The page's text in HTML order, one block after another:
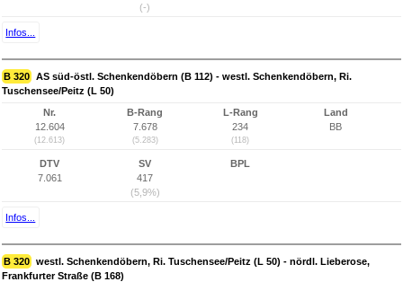
(-)
Infos...
B 320 AS süd-östl. Schenkendöbern (B 112) - westl. Schenkendöbern, Ri.
Tuschensee/Peitz (L 50)
Nr.
12.604
(12.613)
B-Rang
7.678
(5.283)
L-Rang
234
(118)
Land
BB
DTV
7.061
SV
417
(5,9%)
BPL
Infos...
B 320 westl. Schenkendöbern, Ri. Tuschensee/Peitz (L 50) - nördl. Lieberose,
Frankfurter Straße (B 168)